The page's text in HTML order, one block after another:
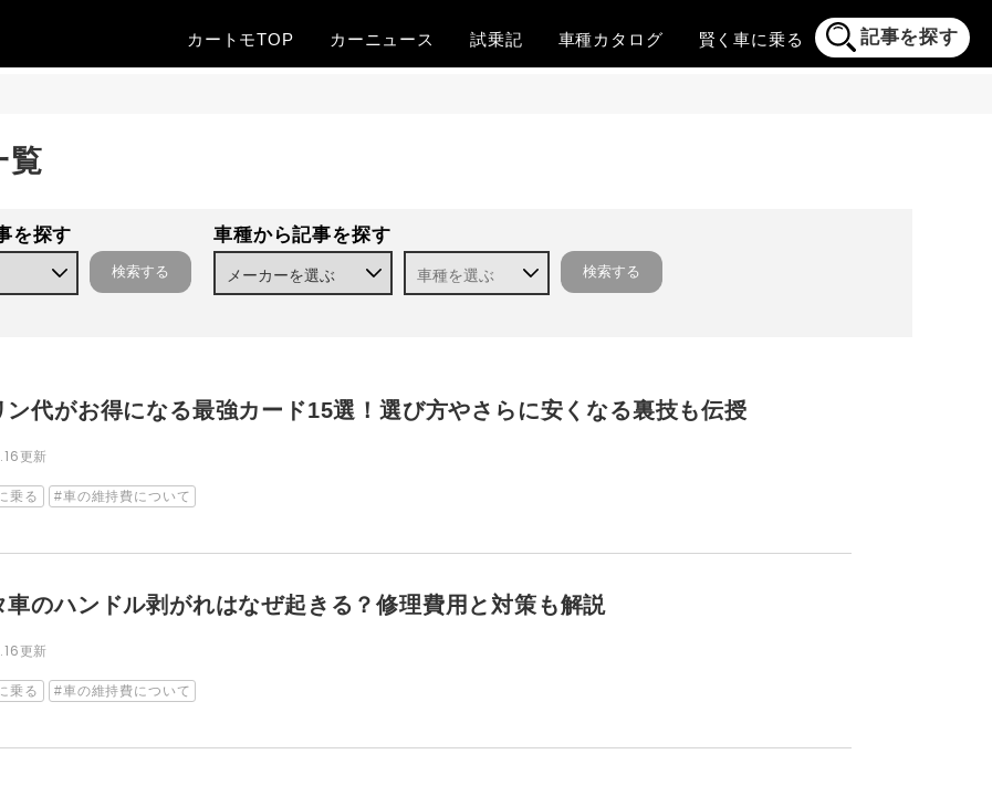
カートモTOP カーニュース 試乗記 車種カタログ 賢く車に乗る 記事を探す
覧
を探す 車種から記事を探す
ン代がお得になる最強カード15選！選び方やさらに安くなる裏技も伝授
更新
乗る 車の維持費について
車のハンドル剥がれはなぜ起きる？修理費用と対策も解説
更新
乗る 車の維持費について